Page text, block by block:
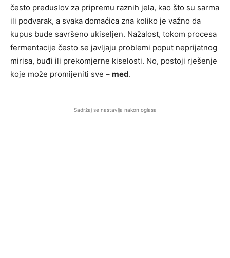
često preduslov za pripremu raznih jela, kao što su sarma
ili podvarak, a svaka domaćica zna koliko je važno da
kupus bude savršeno ukiseljen. Nažalost, tokom procesa
fermentacije često se javljaju problemi poput neprijatnog
mirisa, buđi ili prekomjerne kiselosti. No, postoji rješenje
koje može promijeniti sve – med.
Sadržaj se nastavlja nakon oglasa